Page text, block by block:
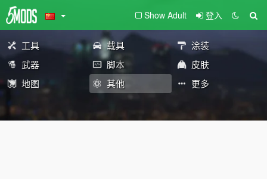
Show Adult 登入
工具 载具
涂装
武器
脚本
皮肤
地图
其他 更多